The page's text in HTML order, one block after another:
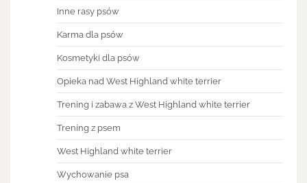
Inne rasy psów
Karma dla psów
Kosmetyki dla psów
Opieka nad West Highland white terrier
Trening i zabawa z West Highland white terrier
Trening z psem
West Highland white terrier
Wychowanie psa